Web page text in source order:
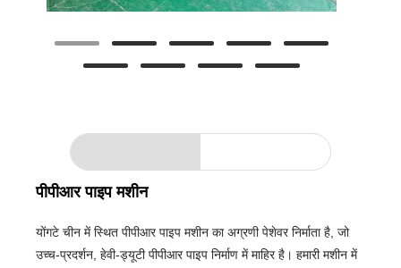
पीपीआर पाइप मशीन
योंगटे चीन में स्थित पीपीआर पाइप मशीन का अग्रणी पेशेवर निर्माता है, जो
उच्च-प्रदर्शन, हेवी-ड्यूटी पीपीआर पाइप निर्माण में माहिर है। हमारी मशीन में